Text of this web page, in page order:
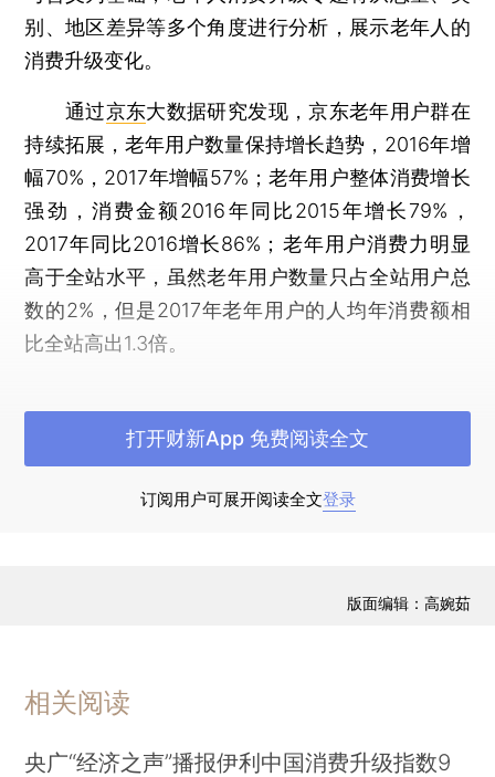
别、地区差异等多个角度进行分析，展示老年人的
消费升级变化。
通过京东大数据研究发现，京东老年用户群在
持续拓展，老年用户数量保持增长趋势，2016年增
幅70%，2017年增幅57%；老年用户整体消费增长
强劲，消费金额2016年同比2015年增长79%，
2017年同比2016增长86%；老年用户消费力明显
高于全站水平，虽然老年用户数量只占全站用户总
数的2%，但是2017年老年用户的人均年消费额相
比全站高出1.3倍。
人的专利，但老年人的消费有没有升级呢？老年人
的消费升级，又出现在哪些方面，是什么原因导致
的？带着这个问题，我们选取了在消费领域具有代
一般来说，对于健康的消费，包括营养品、药
健康消费，则是专属于老年人的，例如助听器、骨
订阅用户可展开阅读全文登录
打开财新App 免费阅读全文
版面编辑：高婉茹
相关阅读
央广“经济之声”播报伊利中国消费升级指数9